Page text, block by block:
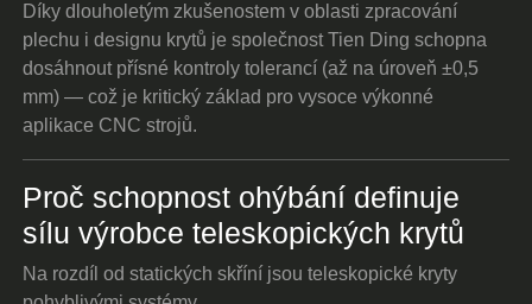
Díky dlouholetým zkušenostem v oblasti zpracování
plechu i designu krytů je společnost Tien Ding schopna
dosáhnout přísné kontroly tolerancí (až na úroveň ±0,5
mm) — což je kritický základ pro vysoce výkonné
aplikace CNC strojů.
Proč schopnost ohýbání definuje
sílu výrobce teleskopických krytů
Na rozdíl od statických skříní jsou teleskopické kryty